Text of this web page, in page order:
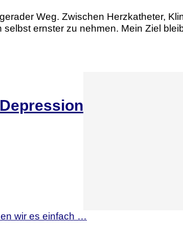
Weg. Zwischen Herzkatheter,
ernster zu nehmen. Mein Ziel